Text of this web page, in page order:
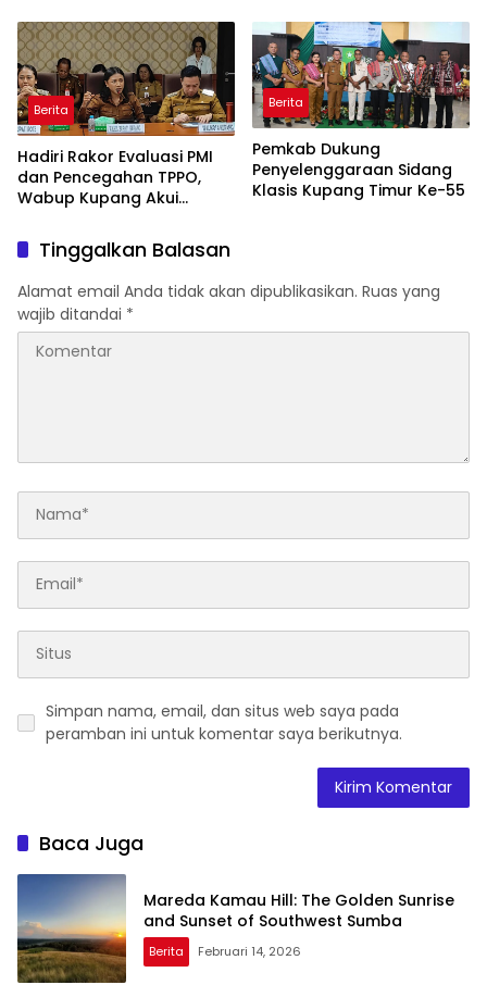
Berita
Hadiri Rakor Evaluasi PMI
dan Pencegahan TPPO,
Wabup Kupang Akui
Bermasalah
Berita
Pemkab Dukung
Penyelenggaraan Sidang
Klasis Kupang Timur Ke-55
Tinggalkan Balasan
Alamat email Anda tidak akan dipublikasikan. Ruas yang
wajib ditandai *
Simpan nama, email, dan situs web saya pada
peramban ini untuk komentar saya berikutnya.
Baca Juga
Mareda Kamau Hill: The Golden Sunrise
and Sunset of Southwest Sumba
Berita Februari 14, 2026